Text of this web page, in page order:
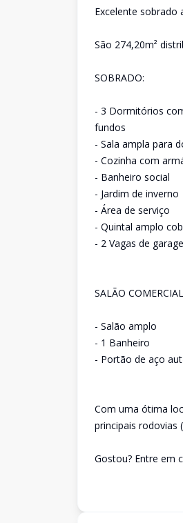
Excelente sobrado
São 274,20m²
SOBRADO:
- 3 Dormitórios
fundos
- Sala ampla para
- Cozinha com
- Banheiro social
- Jardim de inverno
- Área de serviço
- Quintal amplo
- 2 Vagas de
SALÃO
- Salão amplo
- 1 Banheiro
- Portão de aço
Com uma ótima
principais rodovias
Gostou? Entre em